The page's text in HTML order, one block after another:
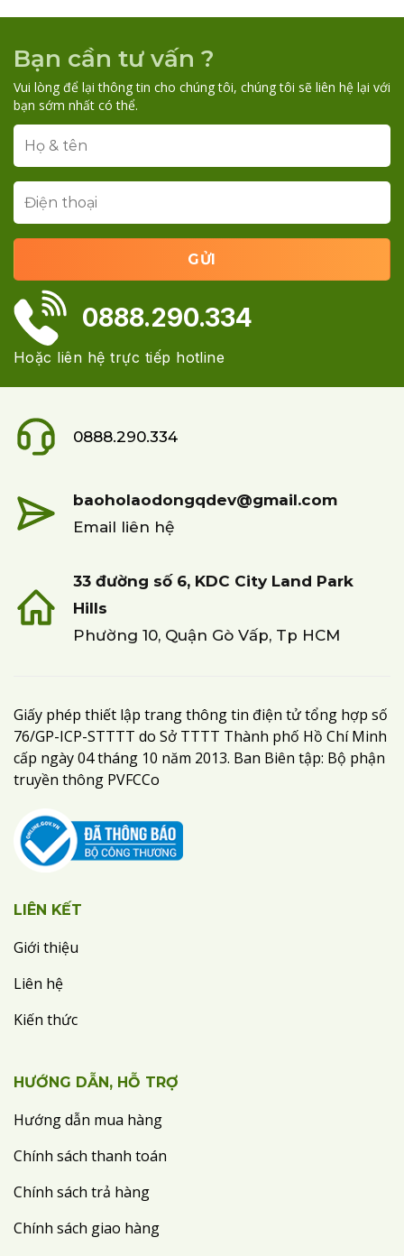
Bạn cần tư vấn ?
Vui lòng để lại thông tin cho chúng tôi, chúng tôi sẽ liên hệ lại với
bạn sớm nhất có thể.
0888.290.334
Hoặc liên hệ trực tiếp hotline
0888.290.334
baoholaodongqdev@gmail.com
Email liên hệ
33 đường số 6, KDC City Land Park
Hills
Phường 10, Quận Gò Vấp, Tp HCM
Giấy phép thiết lập trang thông tin điện tử tổng hợp số
76/GP-ICP-STTTT do Sở TTTT Thành phố Hồ Chí Minh
cấp ngày 04 tháng 10 năm 2013. Ban Biên tập: Bộ phận
truyền thông PVFCCo
LIÊN KẾT
Giới thiệu
Liên hệ
Kiến thức
HƯỚNG DẪN, HỖ TRỢ
Hướng dẫn mua hàng
Chính sách thanh toán
Chính sách trả hàng
Chính sách giao hàng